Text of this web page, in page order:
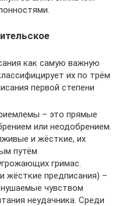
как самую важную
их по трём
первой степени
– это прямые
или неодобрением.
и жёсткие, их
путём
гримас.
жёсткие предписания) –
чувством
неудачника. Среди